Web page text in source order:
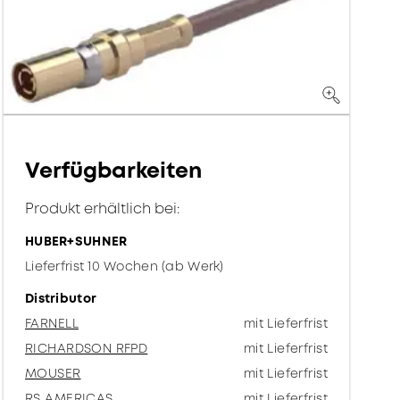
Verfügbarkeiten
Produkt erhältlich bei:
HUBER+SUHNER
Lieferfrist 10 Wochen (ab Werk)
Distributor
FARNELL
mit Lieferfrist
RICHARDSON RFPD
mit Lieferfrist
MOUSER
mit Lieferfrist